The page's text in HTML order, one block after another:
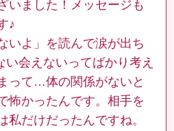
いました！メッセージも
♪
いよ」を読んで涙が出ち
い会えないってばかり考え
って…体の関係がないと
怖かったんです。相手を
私だけだったんですね。